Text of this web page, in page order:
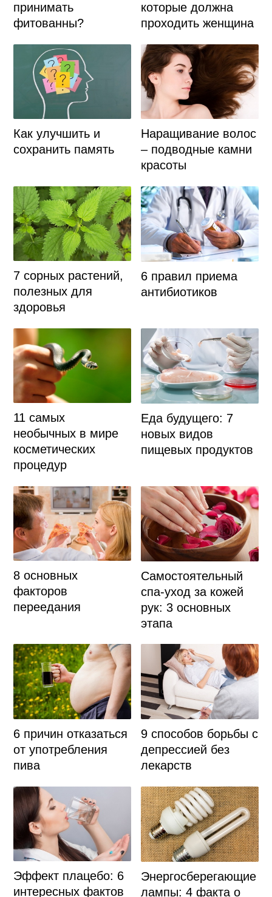
принимать
фитованны?
которые должна
проходить женщина
Как улучшить и
сохранить память
Наращивание волос
– подводные камни
красоты
7 сорных растений,
полезных для
здоровья
6 правил приема
антибиотиков
11 самых
необычных в мире
косметических
процедур
Еда будущего: 7
новых видов
пищевых продуктов
8 основных
факторов
переедания
Самостоятельный
спа-уход за кожей
рук: 3 основных
этапа
6 причин отказаться
от употребления
пива
9 способов борьбы с
депрессией без
лекарств
Эффект плацебо: 6
интересных фактов
Энергосберегающие
лампы: 4 факта о